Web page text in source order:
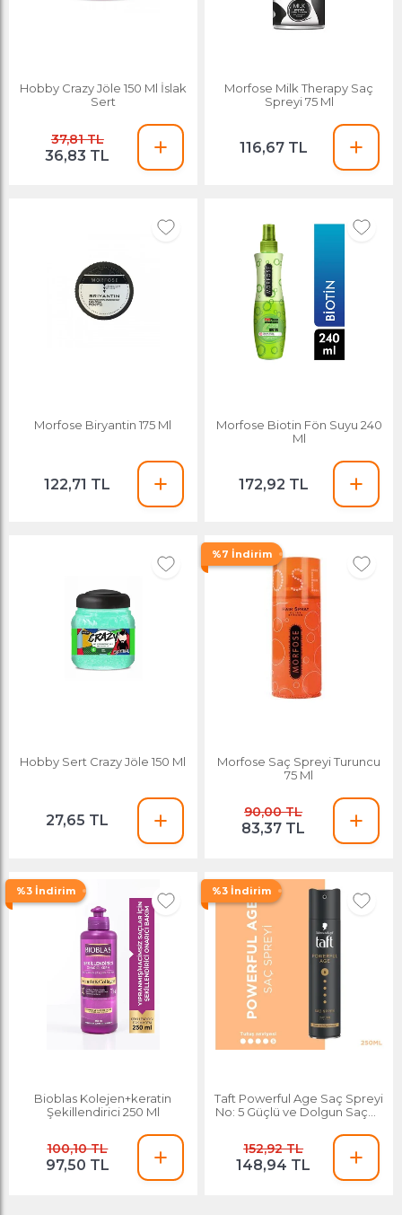
Hobby Crazy Jöle 150 Ml İslak
Sert
37,81 TL
36,83 TL
Morfose Milk Therapy Saç
Spreyi 75 Ml
116,67 TL
Morfose Biryantin 175 Ml
122,71 TL
Morfose Biotin Fön Suyu 240
Ml
172,92 TL
Hobby Sert Crazy Jöle 150 Ml
27,65 TL
%7 İndirim
Morfose Saç Spreyi Turuncu
75 Ml
90,00 TL
83,37 TL
%3 İndirim
Bioblas Kolejen+keratin
Şekillendirici 250 Ml
100,10 TL
97,50 TL
%3 İndirim
Taft Powerful Age Saç Spreyi
No: 5 Güçlü ve Dolgun Saçlar
152,92 TL
148,94 TL